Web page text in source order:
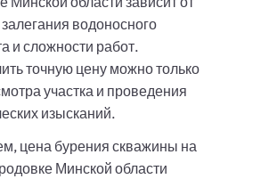
водоносного
и сложности работ.
точную цену можно только
участка и проведения
изысканий.
цена бурения скважины на
Минской области